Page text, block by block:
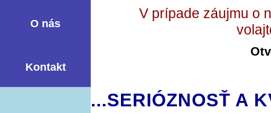
O nás
Kontakt
V prípade záujmu o
...SERIÓZNOSŤ A